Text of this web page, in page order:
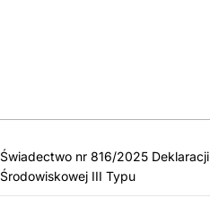
Świadectwo nr 816/2025 Deklaracji
Środowiskowej III Typu